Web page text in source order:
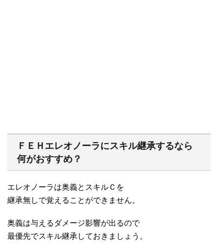
ＦＥＨエレオノーラにスキル継承するなら
何がおすすめ？
エレオノーラは奥義とスキルＣを
継承無しで覚えることができません。
奥義は与えるダメージ影響が出るので
最優先でスキル継承しておきましょう。